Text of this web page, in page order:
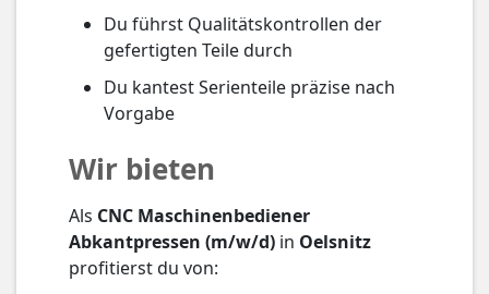
Du führst Qualitätskontrollen der
gefertigten Teile durch
Du kantest Serienteile präzise nach
Vorgabe
Wir bieten
Als CNC Maschinenbediener
Abkantpressen (m/w/d) in Oelsnitz
profitierst du von: